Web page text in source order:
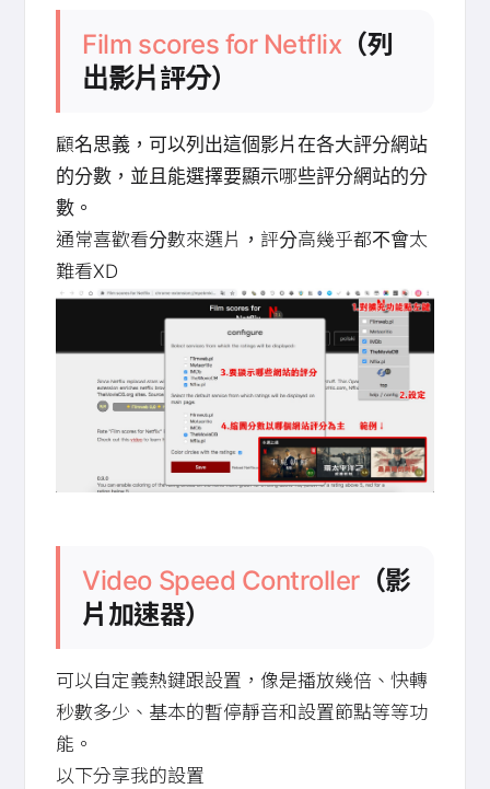
Film scores for Netflix （列
出影片評分）
顧名思義，可以列出這個影片在各大評分網站
的分數，並且能選擇要顯示哪些評分網站的分
數。
通常喜歡看分數來選片，評分高幾乎都不會太
難看XD
Video Speed Controller（影
片加速器）
可以自定義熱鍵跟設置，像是播放幾倍、快轉
秒數多少、基本的暫停靜音和設置節點等等功
能。
以下分享我的設置